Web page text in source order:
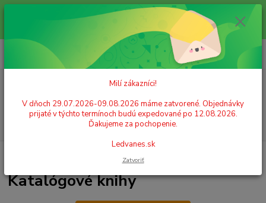
Milí zákazníci! V dňoch 29.07.2026-09.08.2026 máme zatvorené.
Objednávky prijaté v týchto termínoch budú expedované po 12.08.2026.
Ďakujeme za pochopenie. Ledvanes.sk
+421 908 755 958
Po. - Pia. od 9:00 hod. - 16:00 hod.
za0,00 EUR
Katalógové knihy
Milí zákazníci!
V dňoch 29.07.2026-09.08.2026 máme zatvorené. Objednávky
prijaté v týchto termínoch budú expedované po 12.08.2026.
Ďakujeme za pochopenie.
Ledvanes.sk
Zatvoriť